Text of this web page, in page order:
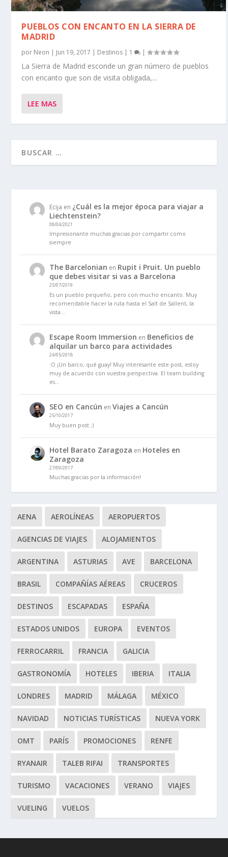
PUEBLOS CON ENCANTO EN LA SIERRA DE
MADRID
por Neon | Jun 19, 2017 | Destinos | 1 |
La Sierra de Madrid esconde un gran número de pueblos
con encanto que son de visita obligada,...
LEE MAS
Ecija en ¿Cuál es la mejor época para viajar a
Liechtenstein?
08/04/2021
Impresionante muchas gracias por compartir como
siempre
The Barcelonian en Rupit i Pruit. Un pueblo
que debes visitar si vas a Barcelona
25/07/2019
Es un pueblo pequeño, pero con mucho encanto. Muy
recomendable hacer la ruta hasta el Salt de Sallent, la
vista…
Escape Room Immersion en Beneficios de
alquilar un barco para actividades
24/05/2018
:O ¡Un barco, qué guay! Muy interesante este post, estoy
muy de acuerdo con vuestra perspectiva. El team building
es…
SEO en Cancún enViajes a Cancún
25/10/2017
Muy buen post ;)
Hotel Barato Zaragoza en Hoteles en
Zaragoza
27/09/2017
Muchas gracias por la información!
AENA AEROLÍNEAS AEROPUERTOS
AGENCIAS DE VIAJES ALOJAMIENTOS
ARGENTINA ASTURIAS AVE BARCELONA
BRASIL COMPAÑÍAS AÉREAS CRUCEROS
DESTINOS ESCAPADAS ESPAÑA
ESTADOS UNIDOS EUROPA EVENTOS
FERROCARRIL FRANCIA GALICIA
GASTRONOMÍA HOTELES IBERIA ITALIA
LONDRES MADRID MÁLAGA MÉXICO
NAVIDAD NOTICIAS TURÍSTICAS NUEVA YORK
OMT PARÍS PROMOCIONES RENFE
RYANAIR TALEB RIFAI TRANSPORTES
TURISMO VACACIONES VERANO VIAJES
VUELING VUELOS